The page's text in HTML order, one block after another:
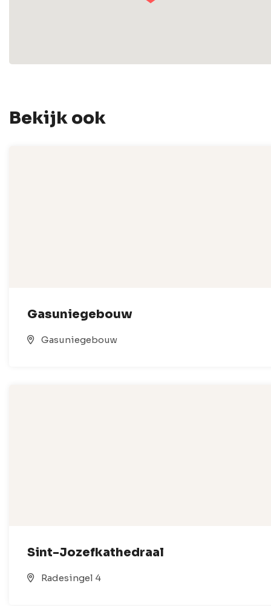
Bekijk ook
Gasuniegebouw
Gasuniegebouw
Sint-Jozefkathedraal
Radesingel 4